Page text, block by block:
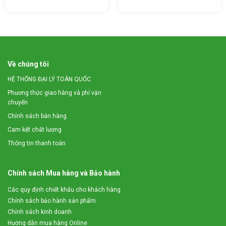
Máy băm cỏ đa năng 3A11kW có b
Về chúng tôi
HỆ THỐNG ĐẠI LÝ TOÀN QUỐC
Phương thức giao hàng và phí vận
chuyển
Chính sách bán hàng
Cam kết chất lượng
Thông tin thanh toán
Chính sách Mua hàng và Bảo hành
Các quy định chiết khấu cho khách hàng
Chính sách bảo hành sản phẩm
Chính sách kinh doanh
Hướng dẫn mua hàng Online